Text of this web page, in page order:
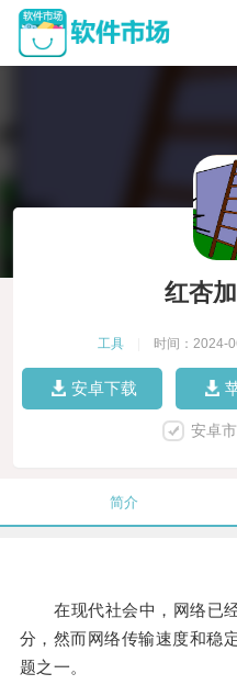
红杏
工具 时间：2024-
安卓下载
安卓
简介
在现代社会中，网络已经
分，然而网络传输速度和稳
题之一。